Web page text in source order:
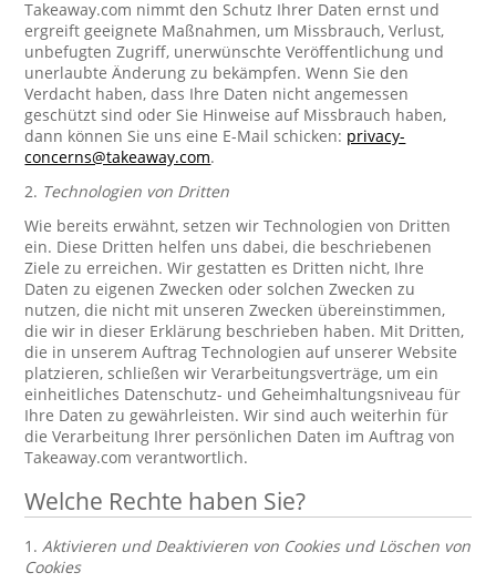
Takeaway.com nimmt den Schutz Ihrer Daten ernst und
ergreift geeignete Maßnahmen, um Missbrauch, Verlust,
unbefugten Zugriff, unerwünschte Veröffentlichung und
unerlaubte Änderung zu bekämpfen. Wenn Sie den
Verdacht haben, dass Ihre Daten nicht angemessen
geschützt sind oder Sie Hinweise auf Missbrauch haben,
dann können Sie uns eine E-Mail schicken: privacy-
concerns@takeaway.com.
2. Technologien von Dritten
Wie bereits erwähnt, setzen wir Technologien von Dritten
ein. Diese Dritten helfen uns dabei, die beschriebenen
Ziele zu erreichen. Wir gestatten es Dritten nicht, Ihre
Daten zu eigenen Zwecken oder solchen Zwecken zu
nutzen, die nicht mit unseren Zwecken übereinstimmen,
die wir in dieser Erklärung beschrieben haben. Mit Dritten,
die in unserem Auftrag Technologien auf unserer Website
platzieren, schließen wir Verarbeitungsverträge, um ein
einheitliches Datenschutz- und Geheimhaltungsniveau für
Ihre Daten zu gewährleisten. Wir sind auch weiterhin für
die Verarbeitung Ihrer persönlichen Daten im Auftrag von
Takeaway.com verantwortlich.
Welche Rechte haben Sie?
1.Aktivieren und Deaktivieren von Cookies und Löschen von
Cookies